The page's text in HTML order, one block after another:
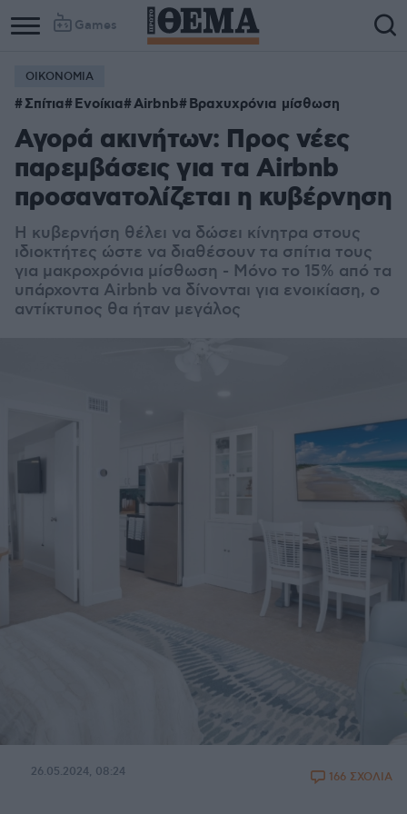
Games
ΟΙΚΟΝΟΜΙΑ
Σπίτια Ενοίκια Airbnb Βραχυχρόνια μίσθωση
Αγορά ακινήτων: Προς νέες
παρεμβάσεις για τα Airbnb
προσανατολίζεται η κυβέρνηση
Η κυβερνήση θέλει να δώσει κίνητρα στους
ιδιοκτήτες ώστε να διαθέσουν τα σπίτια τους
για μακροχρόνια μίσθωση - Μόνο το 15% από τα
υπάρχοντα Airbnb να δίνονται για ενοικίαση, ο
αντίκτυπος θα ήταν μεγάλος
26.05.2024, 08:24 166 ΣΧΟΛΙΑ